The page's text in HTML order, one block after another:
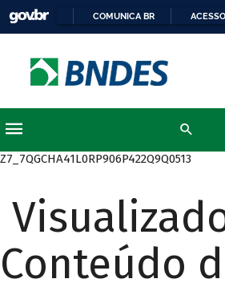
COMUNICA BR
Z7_7QGCHA41L0RP906P422Q9Q0513
Conteúdo